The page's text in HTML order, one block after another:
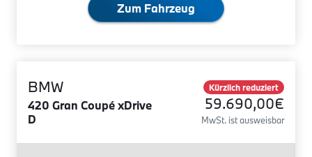
Zum Fahrzeug
BMW
420 Gran Coupé xDrive
D
Kürzlich reduziert
59.690,00€
MwSt. ist ausweisbar